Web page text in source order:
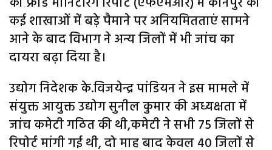
कई शाखाओं में बड़े पैमाने पर अनियमितताएं सामने
आने के बाद विभाग ने अन्य जिलों में भी जांच का
दायरा बढ़ा दिया है।
उद्योग निदेशक के.विजयेन्द्र पांडियन ने इस मामले में
संयुक्त आयुक्त उद्योग सुनील कुमार की अध्यक्षता में
जांच कमेटी गठित की थी,कमेटी ने सभी 75 जिलों से
रिपोर्ट मांगी गई थी, दो माह बाद केवल 40 जिलों से